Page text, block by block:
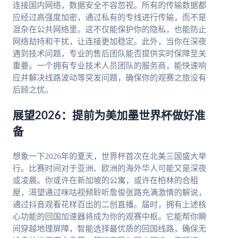
连接国内网络，数据安全不容忽视。所有的传输数据都
应经过高强度加密，通过私有的专线进行传输，而不是
混杂在公共网络里。这不仅能保护你的隐私，也能防止
网络劫持和干扰，让连接更加稳定。此外，当你在深夜
遇到技术问题，专业的售后团队能否提供实时保障至关
重要。一个拥有专业技术人员团队的服务商，能快速响
应并解决线路波动等突发问题，确保你的观赛之旅没有
后顾之忧。
展望2026：提前为美加墨世界杯做好准
备
想象一下2026年的夏天，世界杯首次在北美三国盛大举
行。比赛时间对于亚洲、欧洲的海外华人可能又是深夜
或凌晨。你或许在新加坡的公寓，或许在柏林的合租
屋，渴望通过咪咕视频聆听詹俊张路充满激情的解说，
通过抖音观看花样百出的二创直播。届时，拥有上述核
心功能的回国加速器将成为你的观赛中枢。它能帮你瞬
间穿越地理屏障，智能选择最优质的回国线路，确保无